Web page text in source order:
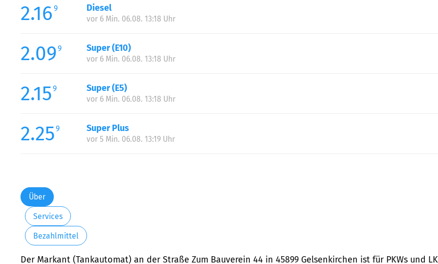
Mittwoch:
Donnerstag:
Samstag:
Sonntag:
2.16 9 Diesel
vor 6 Min. 06.08. 13:18 Uhr
2.099 Super (E10)
vor 6 Min. 06.08. 13:18 Uhr
2.159 Super (E5)
vor 6 Min. 06.08. 13:18 Uhr
2.259 Super Plus
vor 5 Min. 06.08. 13:19 Uhr
Über
Services
Bezahlmittel
Der Markant (Tankautomat) an der Straße Zum Bauverein 44 in 45899 Gelsenkirchen ist für PKWs und